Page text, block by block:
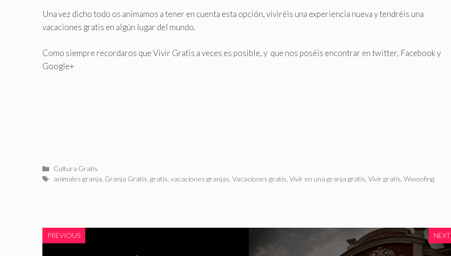
Una vez dicho todo os animamos a tener en cuenta esta opción, viviréis una experiencia nueva y tendréis una
vacaciones gratis en algún lugar del mundo.
Como siempre recordaros que Vivir Gratis a veces es posible, y que nos poséis encontrar en twitter, Facebook y
Google+
Categorías
Cultura Gratis
Etiquetas
animales granja Granja Gratis ,gratis ,vacaciones granjas ,Vacaciones gratis ,Vivir en una granja gratis ,Vivir gratis ,Wwoofing
PREVIOUS NEXT